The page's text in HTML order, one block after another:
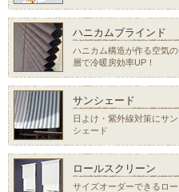
ハニカムブラインド
ハニカム構造が作る空気の
層で冷暖房効率UP！
サンシェード
日よけ・紫外線対策にサン
シェード
ロールスクリーン
サイズオーダーできるロー